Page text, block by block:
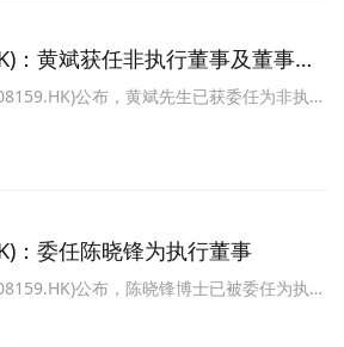
：黄斌获任非执行董事及董事会
公布，黄斌先生已获委任为非执行
事会主席，与黄先生同时以联席主席的身
。吴乐斌先生已获委任为独立非执行董
：委任陈晓锋为执行董事
公布，陈晓锋博士已被委任为执行